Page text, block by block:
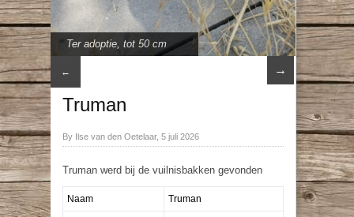
Ter adoptie, tot 50 cm
← →
Truman
By Ilse van den Oetelaar, 5 juli 2026
Truman werd bij de vuilnisbakken gevonden
Naam Truman